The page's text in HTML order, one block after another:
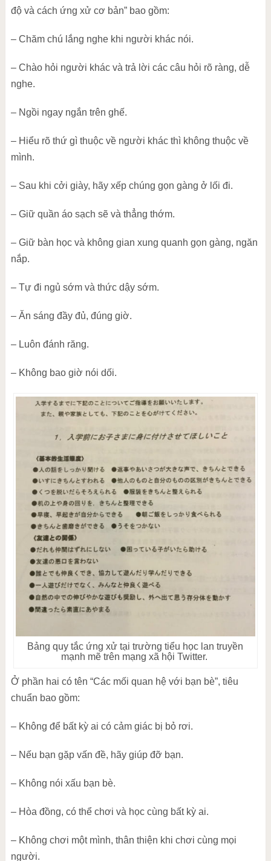
độ và cách ứng xử cơ bản” bao gồm:
– Chăm chú lắng nghe khi người khác nói.
– Chào hỏi người khác và trả lời các câu hỏi rõ ràng, dễ
nghe.
– Ngồi ngay ngắn trên ghế.
– Hiểu rõ thứ gì thuộc về người khác thì không thuộc về
mình.
– Sau khi cởi giày, hãy xếp chúng gọn gàng ở lối đi.
– Giữ quần áo sạch sẽ và thẳng thớm.
– Giữ bàn học và không gian xung quanh gọn gàng, ngăn
nắp.
– Tự đi ngủ sớm và thức dậy sớm.
– Ăn sáng đầy đủ, đúng giờ.
– Luôn đánh răng.
– Không bao giờ nói dối.
Bảng quy tắc ứng xử tại trường tiểu học lan truyền
mạnh mẽ trên mạng xã hội Twitter.
Ở phần hai có tên “Các mối quan hệ với bạn bè”, tiêu
chuẩn bao gồm:
– Không để bất kỳ ai có cảm giác bị bỏ rơi.
– Nếu bạn gặp vấn đề, hãy giúp đỡ bạn.
– Không nói xấu bạn bè.
– Hòa đồng, có thể chơi và học cùng bất kỳ ai.
– Không chơi một mình, thân thiện khi chơi cùng mọi
người.